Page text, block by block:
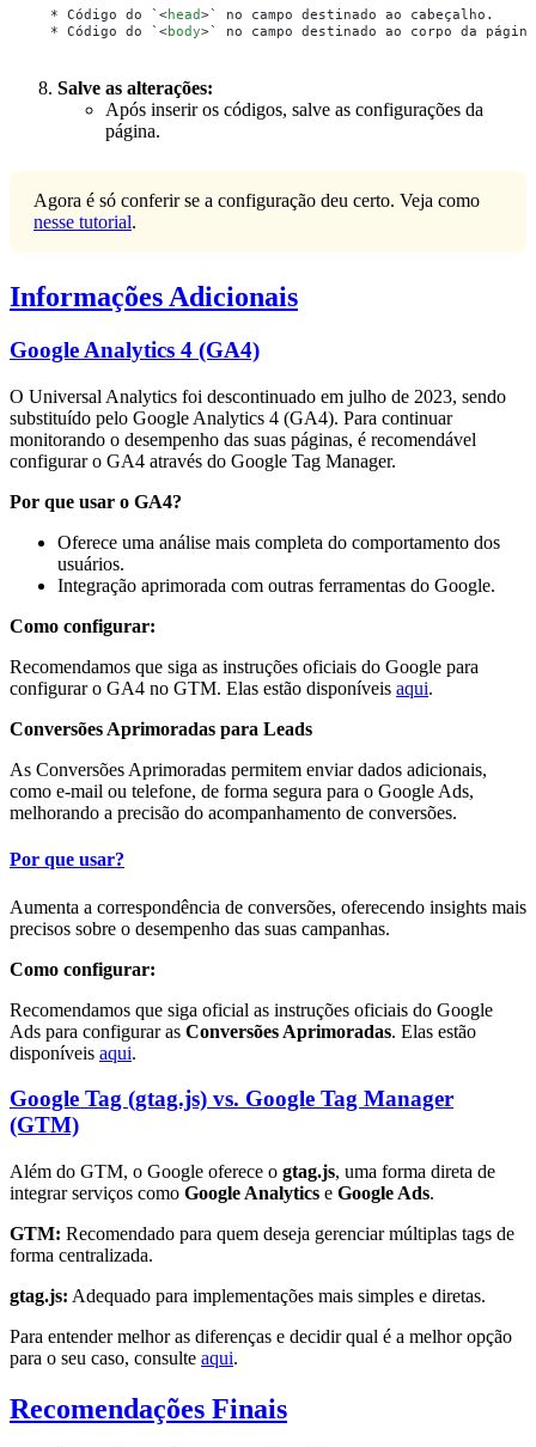
  * Código do `<
head>` no campo destinado ao cabeçalho.
  * Código do `<
body>` no campo destinado ao corpo da
Salve as alterações:
Após inserir os códigos, salve as configurações da
página.
Agora é só conferir se a configuração deu certo. Veja como
nesse tutorial.
Informações Adicionais
Google Analytics 4 (GA4)
O Universal Analytics foi descontinuado em julho de 2023, sendo
substituído pelo Google Analytics 4 (GA4). Para continuar
monitorando o desempenho das suas páginas, é recomendável
configurar o GA4 através do Google Tag Manager.
Por que usar o GA4?
Oferece uma análise mais completa do comportamento dos
usuários.
Integração aprimorada com outras ferramentas do Google.
Como configurar:
Recomendamos que siga as instruções oficiais do Google para
configurar o GA4 no GTM. Elas estão disponíveis aqui.
Conversões Aprimoradas para Leads
As Conversões Aprimoradas permitem enviar dados adicionais,
como e-mail ou telefone, de forma segura para o Google Ads,
melhorando a precisão do acompanhamento de conversões.
Por que usar?
Aumenta a correspondência de conversões, oferecendo insights mais
precisos sobre o desempenho das suas campanhas.
Como configurar:
Recomendamos que siga oficial as instruções oficiais do Google
Ads para configurar as Conversões Aprimoradas. Elas estão
disponíveis aqui.
Google Tag (gtag.js) vs. Google Tag Manager
(GTM)
Além do GTM, o Google oferece o gtag.js, uma forma direta de
integrar serviços como Google Analytics e Google Ads.
GTM: Recomendado para quem deseja gerenciar múltiplas tags de
forma centralizada.
gtag.js: Adequado para implementações mais simples e diretas.
Para entender melhor as diferenças e decidir qual é a melhor opção
para o seu caso, consulte aqui.
Recomendações Finais